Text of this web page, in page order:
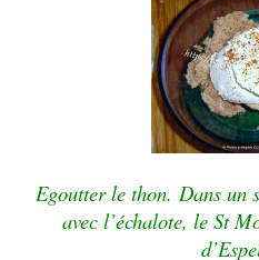
Egoutter le thon. Dans un
avec l’échalote, le St